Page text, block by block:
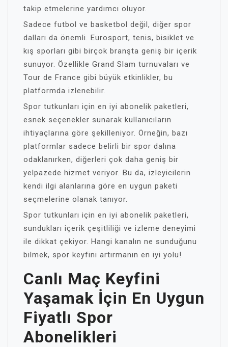
takip etmelerine yardımcı oluyor.
Sadece futbol ve basketbol değil, diğer spor
dalları da önemli. Eurosport, tenis, bisiklet ve
kış sporları gibi birçok branşta geniş bir içerik
sunuyor. Özellikle Grand Slam turnuvaları ve
Tour de France gibi büyük etkinlikler, bu
platformda izlenebilir.
Spor tutkunları için en iyi abonelik paketleri,
esnek seçenekler sunarak kullanıcıların
ihtiyaçlarına göre şekilleniyor. Örneğin, bazı
platformlar sadece belirli bir spor dalına
odaklanırken, diğerleri çok daha geniş bir
yelpazede hizmet veriyor. Bu da, izleyicilerin
kendi ilgi alanlarına göre en uygun paketi
seçmelerine olanak tanıyor.
Spor tutkunları için en iyi abonelik paketleri,
sundukları içerik çeşitliliği ve izleme deneyimi
ile dikkat çekiyor. Hangi kanalın ne sunduğunu
bilmek, spor keyfini artırmanın en iyi yolu!
Canlı Maç Keyfini
Yaşamak İçin En Uygun
Fiyatlı Spor
Abonelikleri